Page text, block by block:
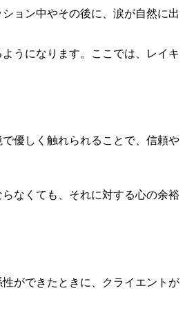
ョン中やその後に、涙が自然に出
うになります。ここでは、レイキ
優しく触れられることで、信頼や
なくても、それに対する心の余裕
ができたときに、クライエントが